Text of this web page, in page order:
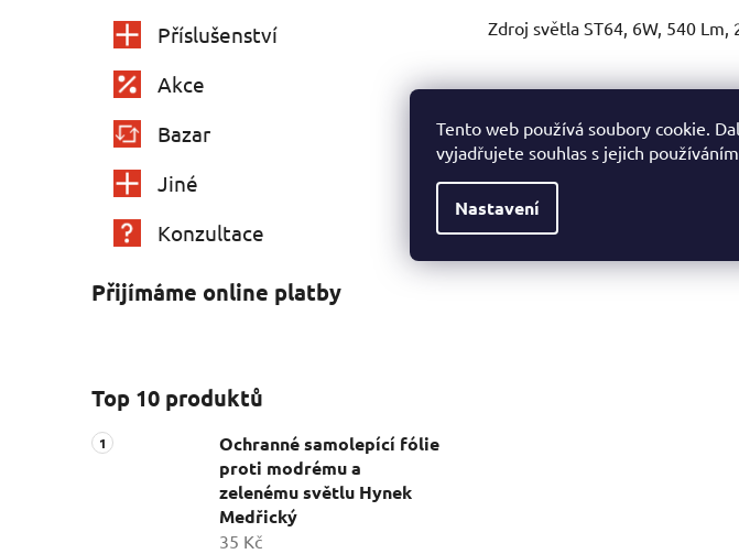
Tento web používá soubory cookie.
vyjadřujete souhlas s jejich
Nastavení
Příslušenství
Akce
Bazar
Jiné
Konzultace
Přijímáme online platby
Top 10 produktů
Ochranné samolepící fólie
proti modrému a
zelenému světlu Hynek
Medřický
35 Kč
Zdroj světla ST64, 6W, 540